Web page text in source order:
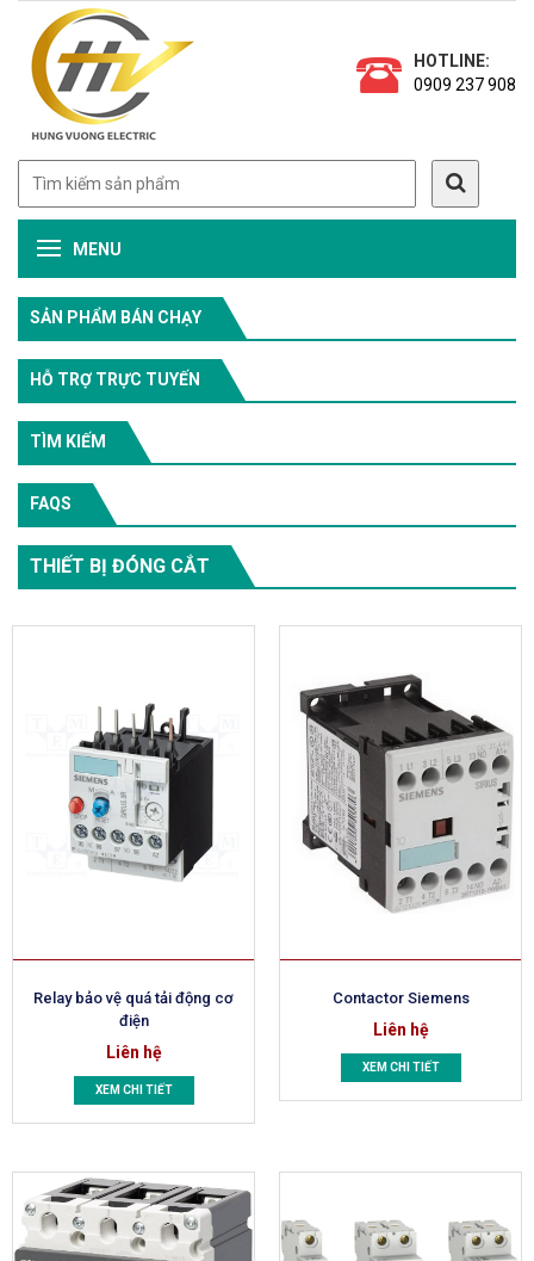
HOTLINE:
0909 237 908
MENU
SẢN PHẨM BÁN CHẠY
HỖ TRỢ TRỰC TUYẾN
TÌM KIẾM
FAQS
THIẾT BỊ ĐÓNG CẮT
Relay bảo vệ quá tải động cơ
điện
Liên hệ
XEM CHI TIẾT
Contactor Siemens
Liên hệ
XEM CHI TIẾT